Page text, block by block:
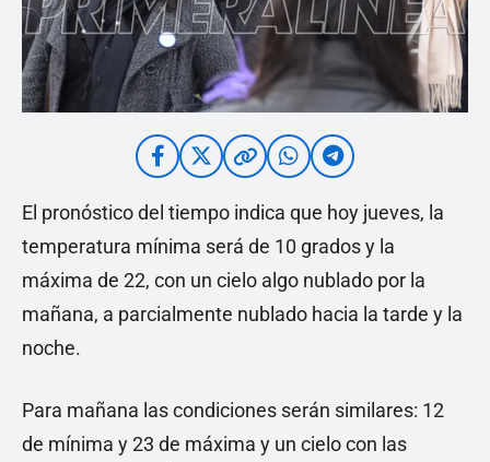
El pronóstico del tiempo indica que hoy jueves, la
temperatura mínima será de 10 grados y la
máxima de 22, con un cielo algo nublado por la
mañana, a parcialmente nublado hacia la tarde y la
noche.
Para mañana las condiciones serán similares: 12
de mínima y 23 de máxima y un cielo con las